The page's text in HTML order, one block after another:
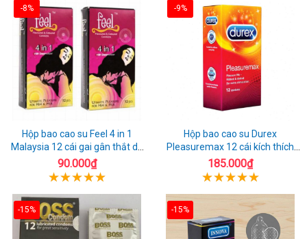
-8%
Hộp bao cao su Feel 4 in 1
Malaysia 12 cái gai gân thắt dễ
sử dụng
90.000₫
-9%
Hộp bao cao su Durex
Pleasuremax 12 cái kích thích
tăng khoái cảm
185.000₫
-15% -15%